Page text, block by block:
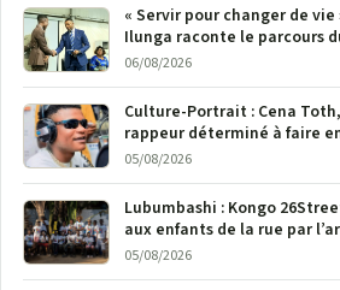
« Servir pour changer de vie
Ilunga raconte le parcours
national Jethro Muyombi
06/08/2026
Culture-Portrait : Cena
rappeur déterminé à faire
Bunia
05/08/2026
Lubumbashi : Kongo
aux enfants de la rue par
05/08/2026